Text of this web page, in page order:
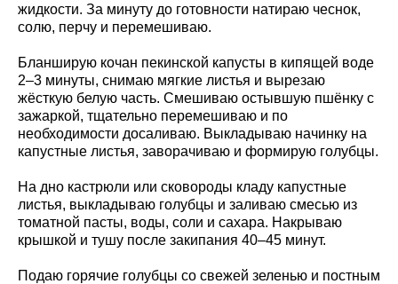
жидкости. За минуту до готовности натираю чеснок,
солю, перчу и перемешиваю.
Бланширую кочан пекинской капусты в кипящей воде
2–3 минуты, снимаю мягкие листья и вырезаю
жёсткую белую часть. Смешиваю остывшую пшёнку с
зажаркой, тщательно перемешиваю и по
необходимости досаливаю. Выкладываю начинку на
капустные листья, заворачиваю и формирую голубцы.
На дно кастрюли или сковороды кладу капустные
листья, выкладываю голубцы и заливаю смесью из
томатной пасты, воды, соли и сахара. Накрываю
крышкой и тушу после закипания 40–45 минут.
Подаю горячие голубцы со свежей зеленью и постным